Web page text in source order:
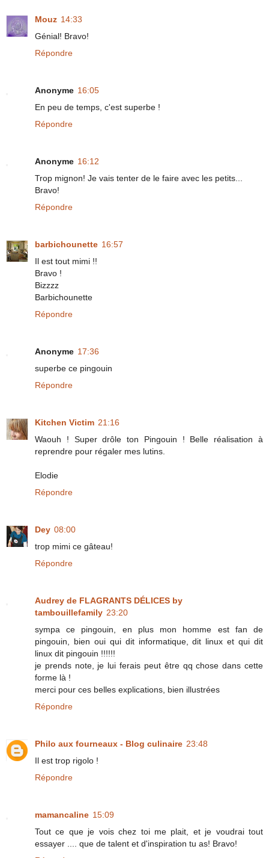
Mouz 14:33
Génial! Bravo!
Répondre
Anonyme 16:05
En peu de temps, c'est superbe !
Répondre
Anonyme 16:12
Trop mignon! Je vais tenter de le faire avec les petits...
Bravo!
Répondre
barbichounette 16:57
Il est tout mimi !!
Bravo !
Bizzzz
Barbichounette
Répondre
Anonyme 17:36
superbe ce pingouin
Répondre
Kitchen Victim 21:16
Waouh ! Super drôle ton Pingouin ! Belle réalisation à
reprendre pour régaler mes lutins.
Elodie
Répondre
Dey 08:00
trop mimi ce gâteau!
Répondre
Audrey de FLAGRANTS DÉLICES by
tambouillefamily 23:20
sympa ce pingouin, en plus mon homme est fan de
pingouin, bien oui qui dit informatique, dit linux et qui dit
linux dit pingouin !!!!!!
je prends note, je lui ferais peut être qq chose dans cette
forme là !
merci pour ces belles explications, bien illustrées
Répondre
Philo aux fourneaux - Blog culinaire 23:48
Il est trop rigolo !
Répondre
mamancaline 15:09
Tout ce que je vois chez toi me plait, et je voudrai tout
essayer .... que de talent et d'inspiration tu as! Bravo!